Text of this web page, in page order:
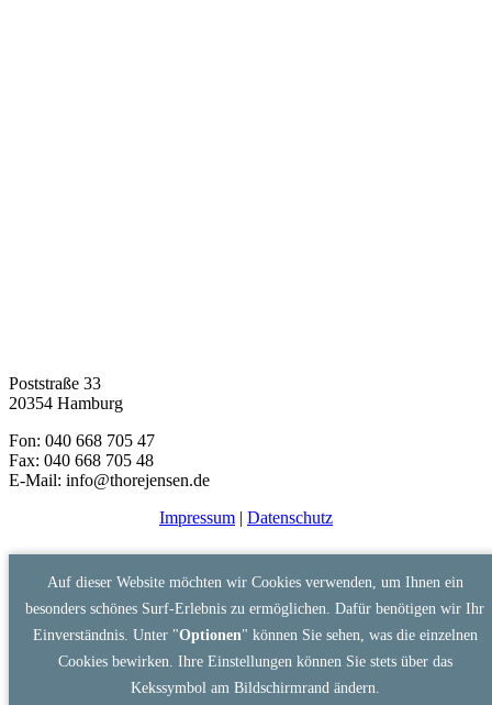
Poststraße 33
20354 Hamburg
Fon: 040 668 705 47
Fax: 040 668 705 48
E-Mail: info@thorejensen.de
Impressum | Datenschutz
Auf dieser Website möchten wir Cookies verwenden, um Ihnen ein
besonders schönes Surf-Erlebnis zu ermöglichen. Dafür benötigen wir Ihr
Einverständnis. Unter "Optionen" können Sie sehen, was die einzelnen
Cookies bewirken. Ihre Einstellungen können Sie stets über das
Kekssymbol am Bildschirmrand ändern.